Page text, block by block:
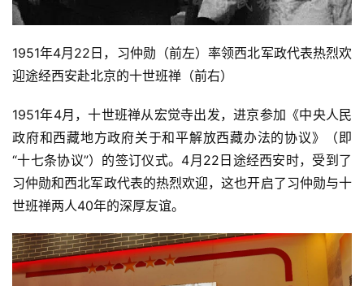
1951年4月22日，习仲勋（前左）率领西北军政代表热烈欢
迎途经西安赴北京的十世班禅（前右）
1951年4月，十世班禅从宏觉寺出发，进京参加《中央人民
政府和西藏地方政府关于和平解放西藏办法的协议》（即
“十七条协议”）的签订仪式。4月22日途经西安时，受到了
习仲勋和西北军政代表的热烈欢迎，这也开启了习仲勋与十
世班禅两人40年的深厚友谊。